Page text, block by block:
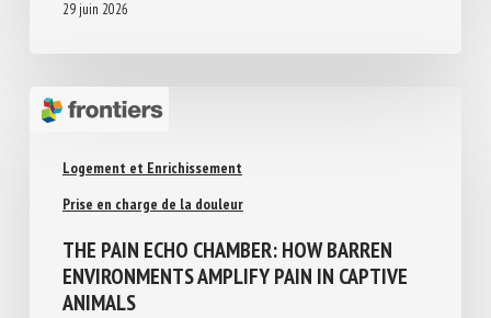
29 juin 2026
Logement et Enrichissement
Prise en charge de la douleur
THE PAIN ECHO CHAMBER: HOW BARREN
ENVIRONMENTS AMPLIFY PAIN IN CAPTIVE
ANIMALS